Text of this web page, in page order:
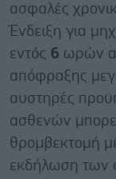
ασφαλές
Ένδειξη για
εντός 6 ωρών
απόφραξης
αυστηρές
ασθενών
θρομβεκτομή
εκδήλωση των